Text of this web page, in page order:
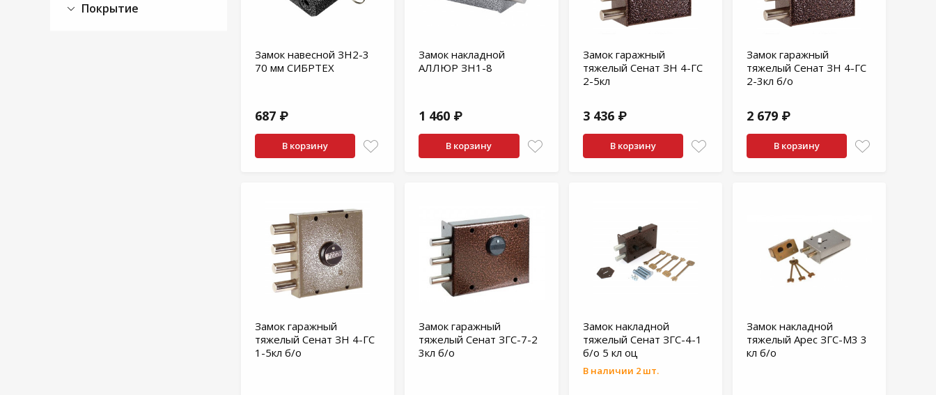
Покрытие
Замок навесной ЗН2-3
70 мм СИБРТЕХ
687 ₽
В корзину
Замок накладной
АЛЛЮР ЗН1-8
1 460 ₽
В корзину
Замок гаражный
тяжелый Сенат ЗН 4-ГС
2-5кл
3 436 ₽
В корзину
Замок гаражный
тяжелый Сенат ЗН 4-ГС
2-3кл б/о
2 679 ₽
В корзину
Замок гаражный
тяжелый Сенат ЗН 4-ГС
1-5кл б/о
Замок гаражный
тяжелый Сенат ЗГС-7-2
3кл б/о
Замок накладной
тяжелый Сенат ЗГС-4-1
б/о 5 кл оц
В наличии 2 шт.
Замок накладной
тяжелый Арес ЗГС-М3 3
кл б/о